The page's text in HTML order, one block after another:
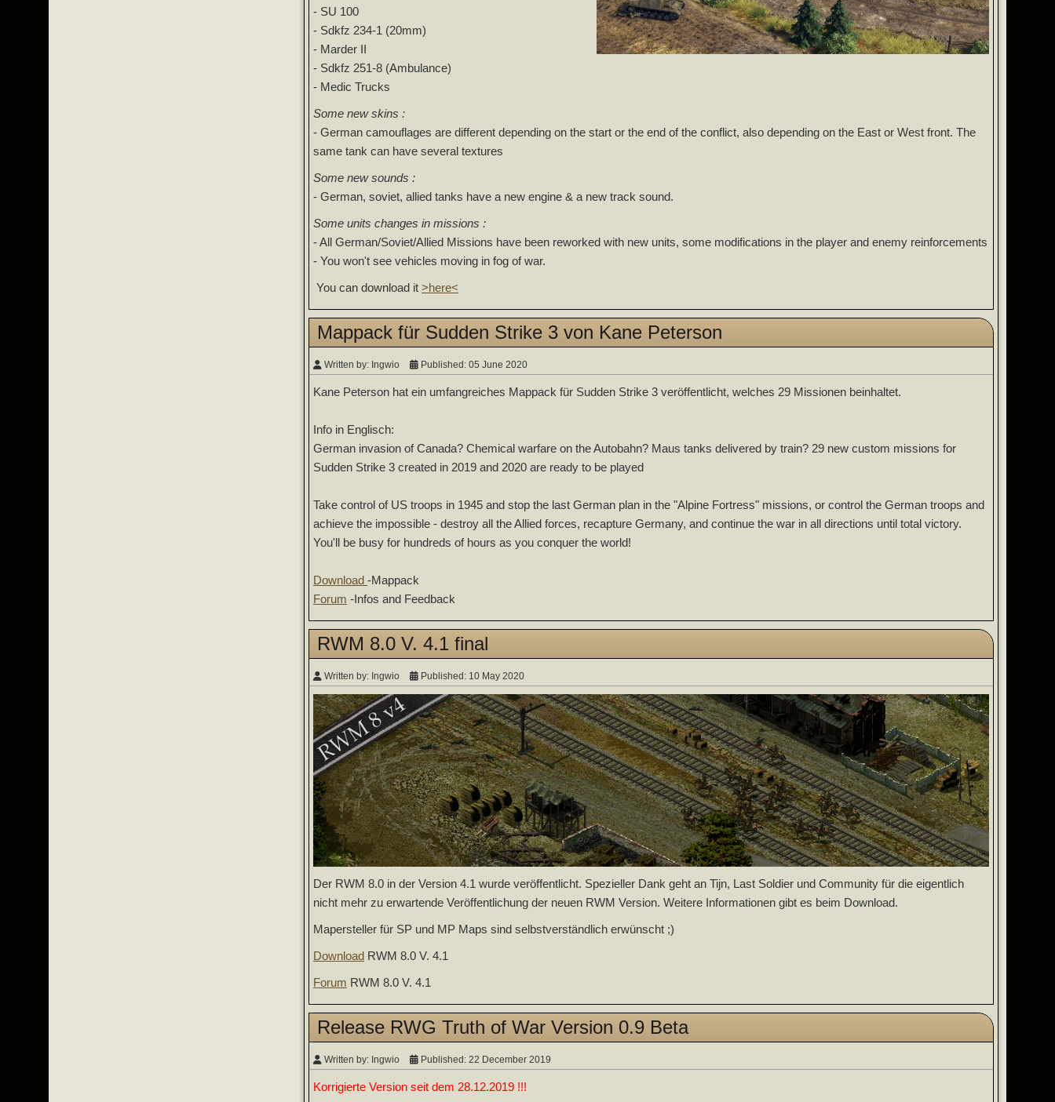
- SU 100
- Sdkfz 234-1 (20mm)
- Marder II
- Sdkfz 251-8 (Ambulance)
- Medic Trucks
Some new skins :
- German camouflages are different depending on the start or the end of the conflict, also depending on the East or West front. The
same tank can have several textures
Some new sounds :
- German, soviet, allied tanks have a new engine & a new track sound.
Some units changes in missions :
- All German/Soviet/Allied Missions have been reworked with new units, some modifications in the player and enemy reinforcements
- You won't see vehicles moving in fog of war.
You can download it >here<
Mappack für Sudden Strike 3 von Kane Peterson
Written by: Ingwio Published: 05 June 2020
Kane Peterson hat ein umfangreiches Mappack für Sudden Strike 3 veröffentlicht, welches 29 Missionen beinhaltet.
Info in Englisch:
German invasion of Canada? Chemical warfare on the Autobahn? Maus tanks delivered by train? 29 new custom missions for
Sudden Strike 3 created in 2019 and 2020 are ready to be played
Take control of US troops in 1945 and stop the last German plan in the "Alpine Fortress" missions, or control the German troops and
achieve the impossible - destroy all the Allied forces, recapture Germany, and continue the war in all directions until total victory.
You'll be busy for hundreds of hours as you conquer the world!
Download -Mappack
Forum -Infos and Feedback
RWM 8.0 V. 4.1 final
Written by: Ingwio Published: 10 May 2020
Der RWM 8.0 in der Version 4.1 wurde veröffentlicht. Spezieller Dank geht an Tijn, Last Soldier und Community für die eigentlich
nicht mehr zu erwartende Veröffentlichung der neuen RWM Version. Weitere Informationen gibt es beim Download.
Mapersteller für SP und MP Maps sind selbstverständlich erwünscht ;)
Download RWM 8.0 V. 4.1
Forum RWM 8.0 V. 4.1
Release RWG Truth of War Version 0.9 Beta
Written by: Ingwio Published: 22 December 2019
Korrigierte Version seit dem 28.12.2019 !!!